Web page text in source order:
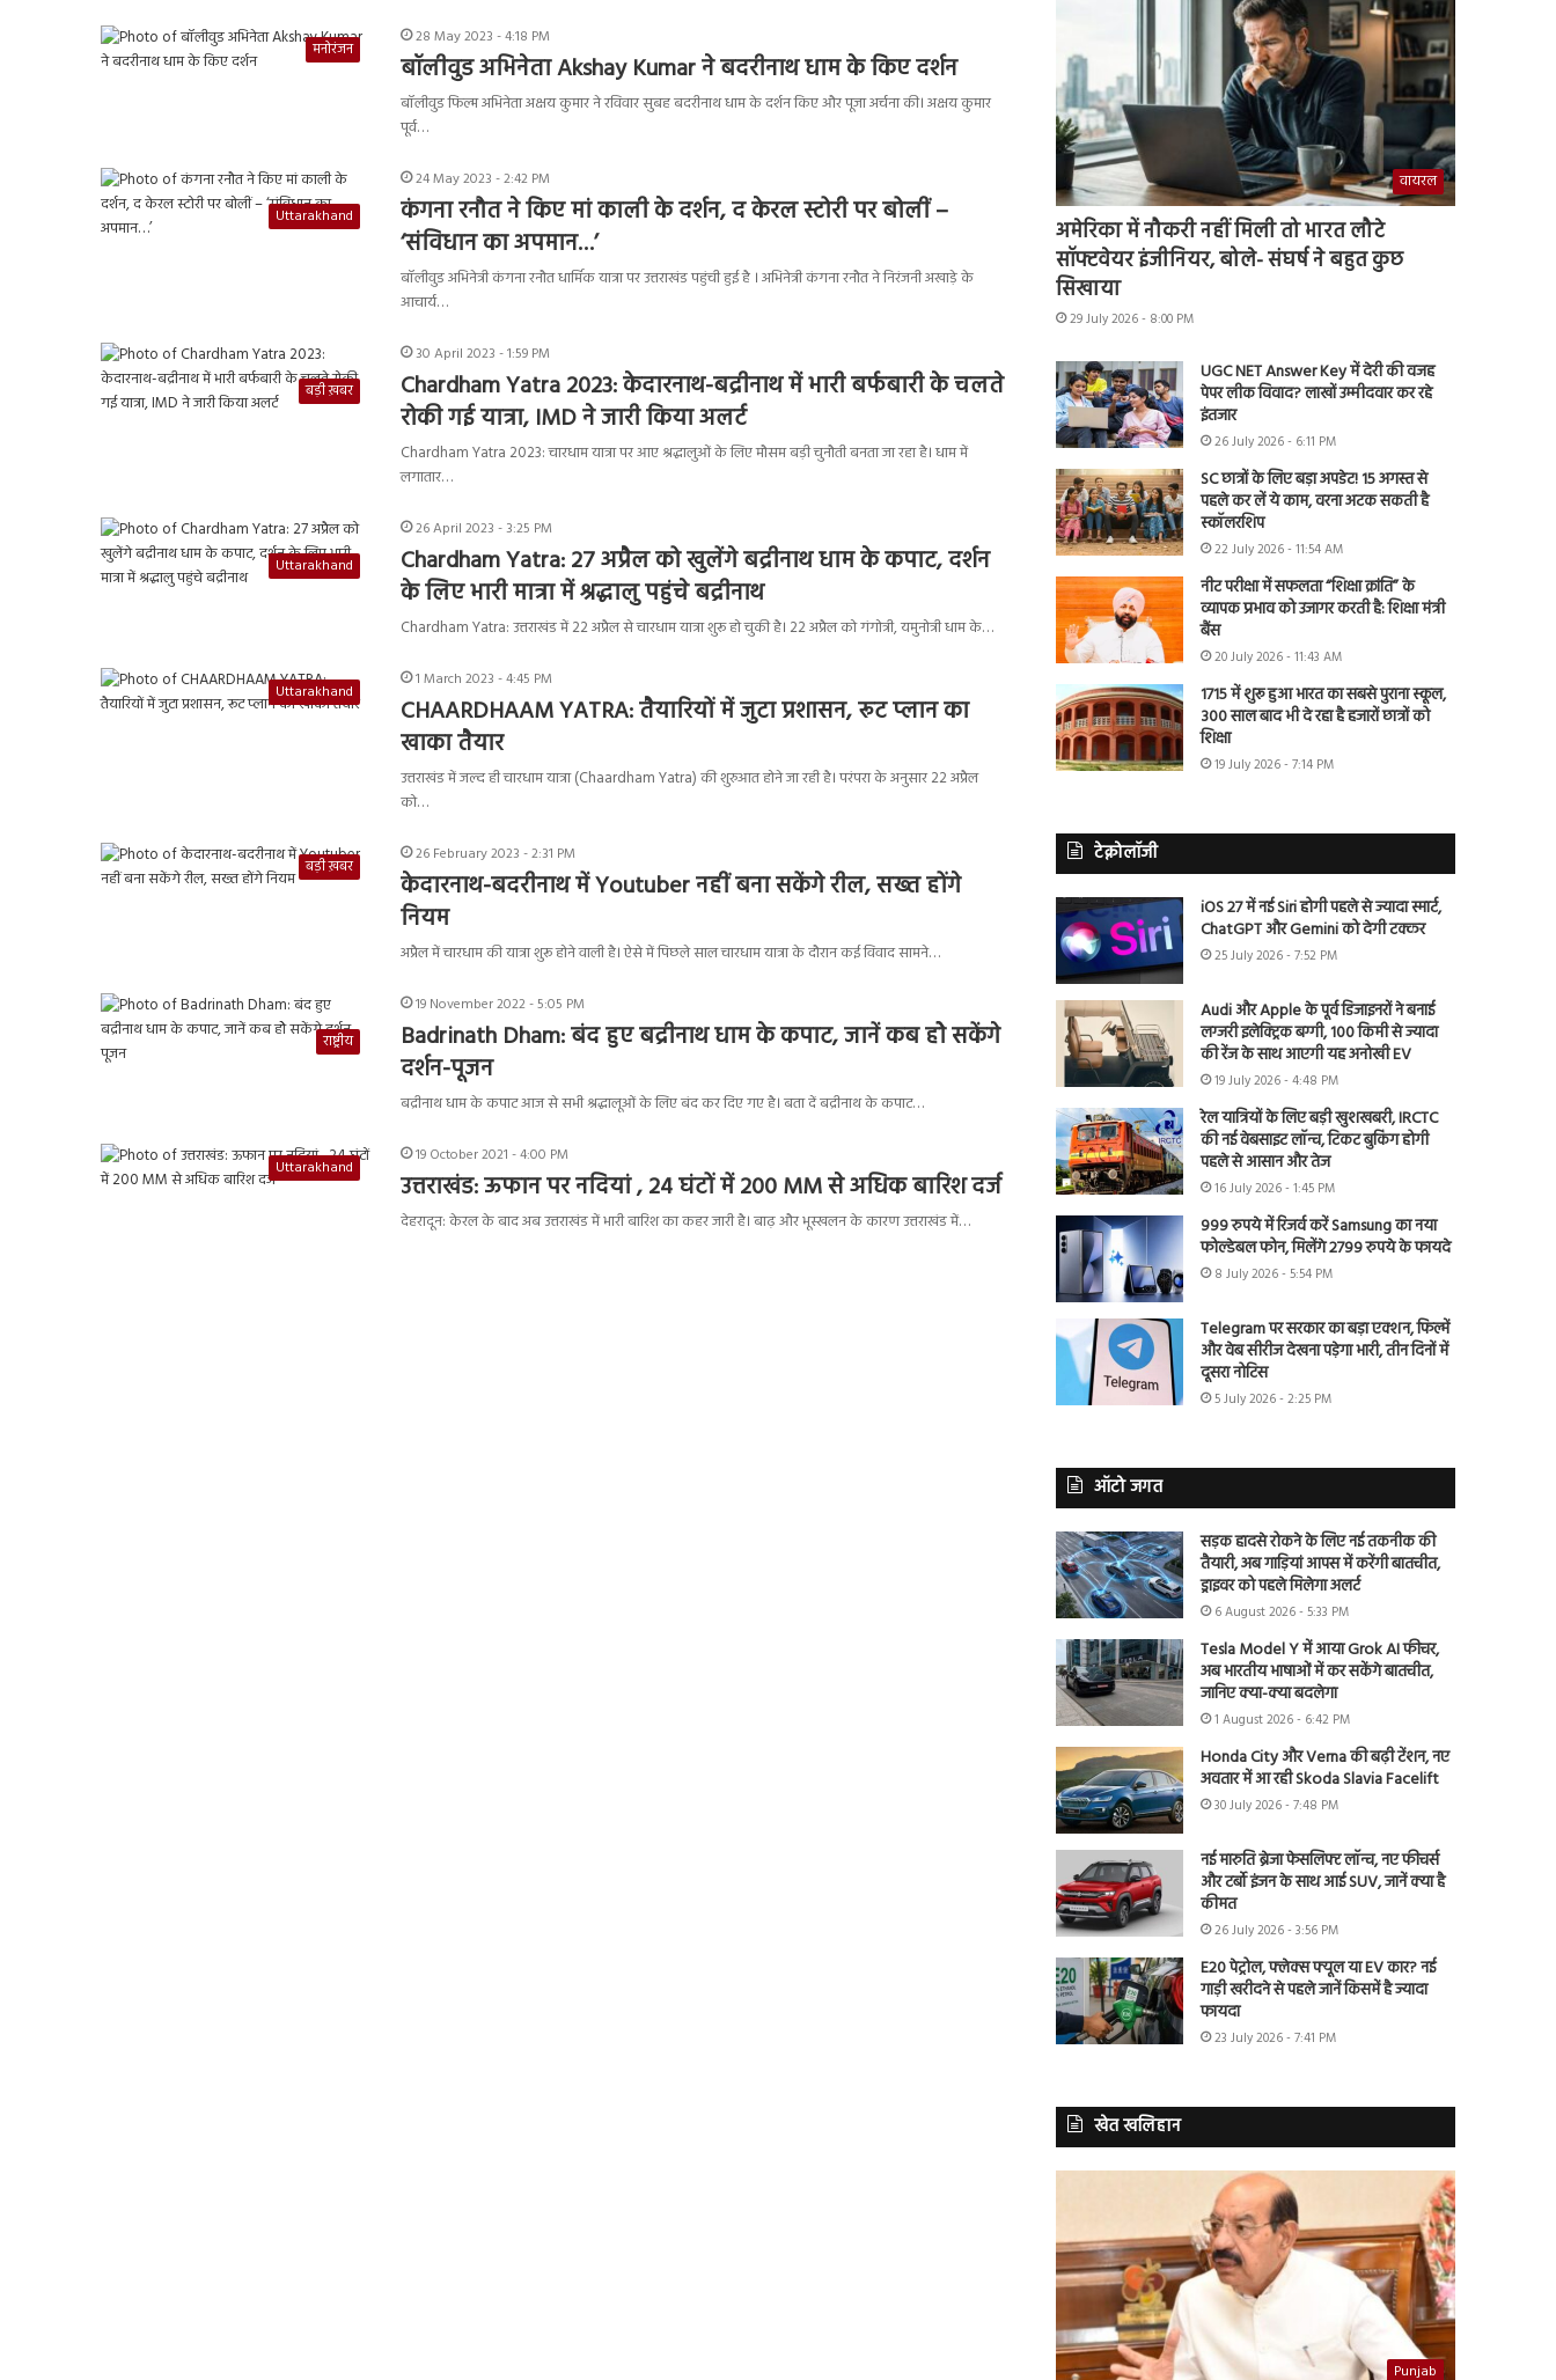
मनोरंजन
28 May 2023 - 4:18 PM
बॉलीवुड अभिनेता Akshay Kumar ने बदरीनाथ धाम के किए दर्शन
बॉलीवुड फिल्म अभिनेता अक्षय कुमार ने रविवार सुबह बदरीनाथ धाम के दर्शन किए और पूजा अर्चना की। अक्षय कुमार
पूर्व…
Uttarakhand
24 May 2023 - 2:42 PM
कंगना रनौत ने किए मां काली के दर्शन, द केरल स्टोरी पर बोलीं –
‘संविधान का अपमान…’
बॉलीवुड अभिनेत्री कंगना रनौत धार्मिक यात्रा पर उत्तराखंड पहुंची हुई है । अभिनेत्री कंगना रनौत ने निरंजनी अखाड़े के
आचार्य…
बड़ी ख़बर
30 April 2023 - 1:59 PM
Chardham Yatra 2023: केदारनाथ-बद्रीनाथ में भारी बर्फबारी के चलते
रोकी गई यात्रा, IMD ने जारी किया अलर्ट
Chardham Yatra 2023: चारधाम यात्रा पर आए श्रद्धालुओं के लिए मौसम बड़ी चुनौती बनता जा रहा है। धाम में
लगातार…
Uttarakhand
26 April 2023 - 3:25 PM
Chardham Yatra: 27 अप्रैल को खुलेंगे बद्रीनाथ धाम के कपाट, दर्शन
के लिए भारी मात्रा में श्रद्धालु पहुंचे बद्रीनाथ
Chardham Yatra: उत्तराखंड में 22 अप्रैल से चारधाम यात्रा शुरू हो चुकी है। 22 अप्रैल को गंगोत्री, यमुनोत्री धाम के…
Uttarakhand
1 March 2023 - 4:45 PM
CHAARDHAAM YATRA: तैयारियों में जुटा प्रशासन, रूट प्लान का
खाका तैयार
उत्तराखंड में जल्द ही चारधाम यात्रा (Chaardham Yatra) की शुरुआत होने जा रही है। परंपरा के अनुसार 22 अप्रैल
को…
बड़ी ख़बर
26 February 2023 - 2:31 PM
केदारनाथ-बदरीनाथ में Youtuber नहीं बना सकेंगे रील, सख्त होंगे
नियम
अप्रैल में चारधाम की यात्रा शुरू होने वाली है। ऐसे में पिछले साल चारधाम यात्रा के दौरान कई विवाद सामने…
राष्ट्रीय
19 November 2022 - 5:05 PM
Badrinath Dham: बंद हुए बद्रीनाथ धाम के कपाट, जानें कब होे सकेंगे
दर्शन-पूजन
बद्रीनाथ धाम के कपाट आज से सभी श्रद्धालूओं के लिए बंद कर दिए गए है। बता दें बद्रीनाथ के कपाट…
Uttarakhand
19 October 2021 - 4:00 PM
उत्तराखंड: ऊफान पर नदियां , 24 घंटों में 200 MM से अधिक बारिश दर्ज
देहरादून: केरल के बाद अब उत्तराखंड में भारी बारिश का कहर जारी है। बाढ़ और भूस्खलन के कारण उत्तराखंड में…
वायरल
अमेरिका में नौकरी नहीं मिली तो भारत लौटे
सॉफ्टवेयर इंजीनियर, बोले- संघर्ष ने बहुत कुछ
सिखाया
29 July 2026 - 8:00 PM
UGC NET Answer Key में देरी की वजह
पेपर लीक विवाद? लाखों उम्मीदवार कर रहे
इंतजार
26 July 2026 - 6:11 PM
SC छात्रों के लिए बड़ा अपडेट! 15 अगस्त से
पहले कर लें ये काम, वरना अटक सकती है
स्कॉलरशिप
22 July 2026 - 11:54 AM
नीट परीक्षा में सफलता “शिक्षा क्रांति” के
व्यापक प्रभाव को उजागर करती है: शिक्षा मंत्री
बैंस
20 July 2026 - 11:43 AM
1715 में शुरू हुआ भारत का सबसे पुराना स्कूल,
300 साल बाद भी दे रहा है हजारों छात्रों को
शिक्षा
19 July 2026 - 7:14 PM
टेक्नोलॉजी
iOS 27 में नई Siri होगी पहले से ज्यादा स्मार्ट,
ChatGPT और Gemini को देगी टक्कर
25 July 2026 - 7:52 PM
Audi और Apple के पूर्व डिजाइनरों ने बनाई
लग्जरी इलेक्ट्रिक बग्गी, 100 किमी से ज्यादा
की रेंज के साथ आएगी यह अनोखी EV
19 July 2026 - 4:48 PM
रेल यात्रियों के लिए बड़ी खुशखबरी, IRCTC
की नई वेबसाइट लॉन्च, टिकट बुकिंग होगी
पहले से आसान और तेज
16 July 2026 - 1:45 PM
999 रुपये में रिजर्व करें Samsung का नया
फोल्डेबल फोन, मिलेंगे 2799 रुपये के फायदे
8 July 2026 - 5:54 PM
Telegram पर सरकार का बड़ा एक्शन, फिल्में
और वेब सीरीज देखना पड़ेगा भारी, तीन दिनों में
दूसरा नोटिस
5 July 2026 - 2:25 PM
ऑटो जगत
सड़क हादसे रोकने के लिए नई तकनीक की
तैयारी, अब गाड़ियां आपस में करेंगी बातचीत,
ड्राइवर को पहले मिलेगा अलर्ट
6 August 2026 - 5:33 PM
Tesla Model Y में आया Grok AI फीचर,
अब भारतीय भाषाओं में कर सकेंगे बातचीत,
जानिए क्या-क्या बदलेगा
1 August 2026 - 6:42 PM
Honda City और Verna की बढ़ी टेंशन, नए
अवतार में आ रही Skoda Slavia Facelift
30 July 2026 - 7:48 PM
नई मारुति ब्रेजा फेसलिफ्ट लॉन्च, नए फीचर्स
और टर्बो इंजन के साथ आई SUV, जानें क्या है
कीमत
26 July 2026 - 3:56 PM
E20 पेट्रोल, फ्लेक्स फ्यूल या EV कार? नई
गाड़ी खरीदने से पहले जानें किसमें है ज्यादा
फायदा
23 July 2026 - 7:41 PM
खेत खलिहान
Punjab